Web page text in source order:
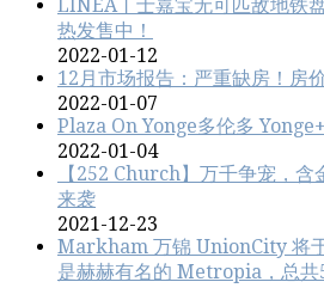
LINEA丨士嘉宝无可匹敌地铁
热发售中！
2022-01-12
12月市场报告：严重缺房！房
2022-01-07
Plaza On Yonge多伦多
2022-01-04
【252 Church】万千争宠，
来袭
2021-12-23
Markham 万锦 UnionCity 将
是赫赫有名的 Metropia，总共